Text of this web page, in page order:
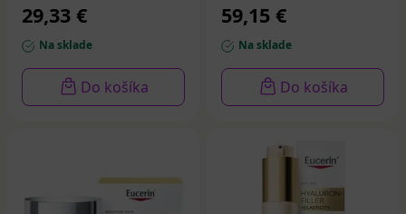
29,33 €
Na sklade
Do košíka
59,15 €
Na sklade
Do košíka